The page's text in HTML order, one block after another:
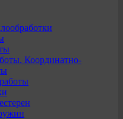
Координатно-